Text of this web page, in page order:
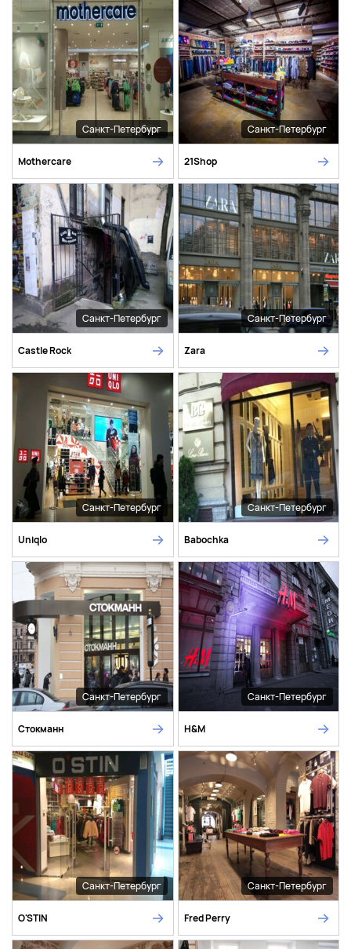
Санкт-Петербург
Mothercare
Санкт-Петербург
21Shop
Санкт-Петербург
Castle Rock
Санкт-Петербург
Zara
Санкт-Петербург
Uniqlo
Санкт-Петербург
Babochka
Санкт-Петербург
Стокманн
Санкт-Петербург
H&M
Санкт-Петербург
O'STIN
Санкт-Петербург
Fred Perry